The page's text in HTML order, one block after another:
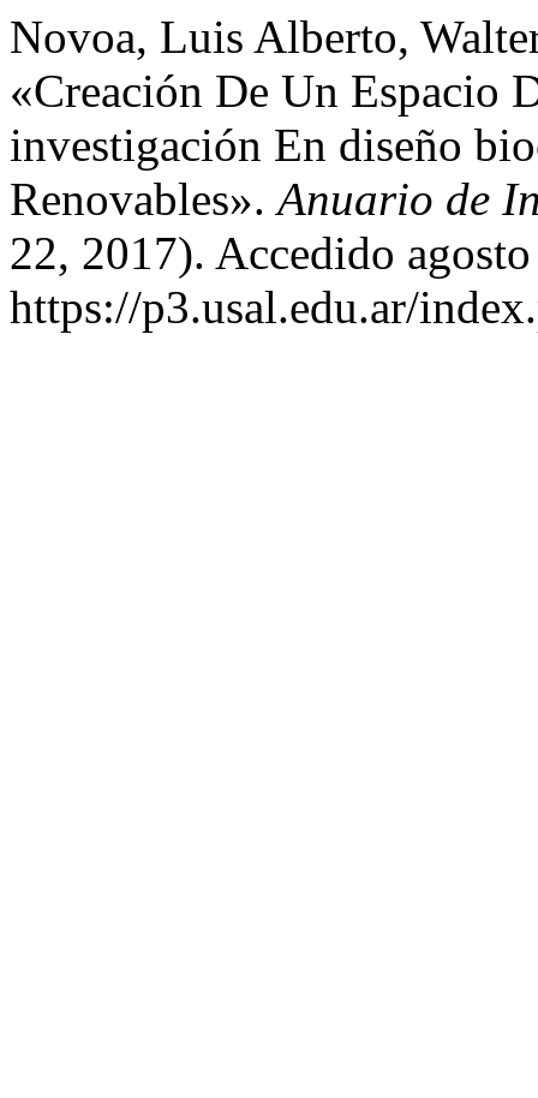
Novoa, Luis Alberto,
«Creación De Un Espacio
investigación En diseño
Renovables».Anuario de
22, 2017). Accedido
https://p3.usal.edu.ar/